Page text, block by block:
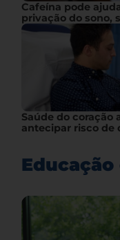
Cafeína pode
privação do sono,
Saúde do coração
antecipar risco de
Educação